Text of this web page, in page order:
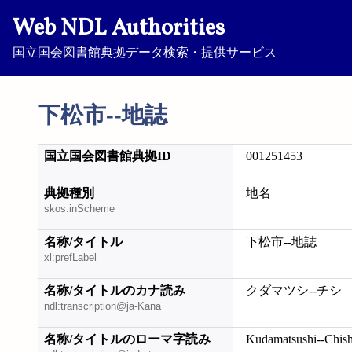
Web NDL Authorities
国立国会図書館典拠データ検索・提供サービス
下松市--地誌
国立国会図書館典拠ID 001251453
典拠種別
skos:inScheme
地名
名称/タイトル
xl:prefLabel
下松市--地誌
名称/タイトルのカナ読み
ndl:transcription@ja-Kana
クダマツシ--チシ
名称/タイトルのローマ字読み Kudamatsushi--